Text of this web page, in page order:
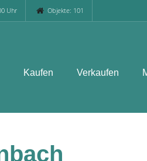
Uhr Objekte: 101
Kaufen Verkaufen